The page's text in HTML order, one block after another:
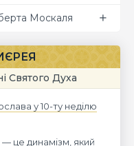
Москаля
Святого Духа
у 10-ту неділю
— це динамізм, який